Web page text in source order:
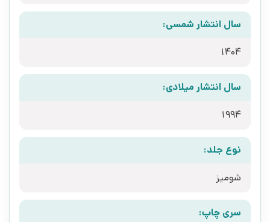
سال انتشار شمسی:
1404
سال انتشار میلادی:
1994
نوع جلد:
شومیز
سری چاپ: